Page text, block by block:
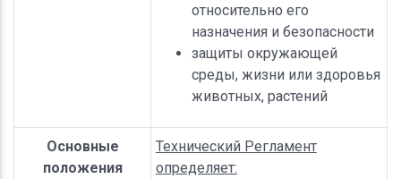
относительно его
назначения и безопасности
защиты окружающей
среды, жизни или здоровья
животных, растений
Основные
положения
Технический Регламент
определяет: